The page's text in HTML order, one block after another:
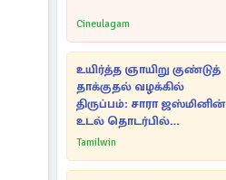
Cineulagam
உயிர்த்த ஞாயிறு குண்டுத்
தாக்குதல் வழக்கில்
திருப்பம்: சாரா ஜஸ்மினின்
உடல் தொடர்பில்
நீதிமன்றத்தில் வெளியான
Tamilwin